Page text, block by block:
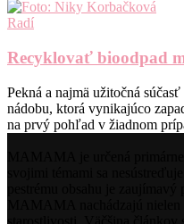
Radí
Recyklovať bioodpad
Pekná a najmä užitočná
nádobu, ktorá vynikajúco
na prvý pohľad v žiadnom